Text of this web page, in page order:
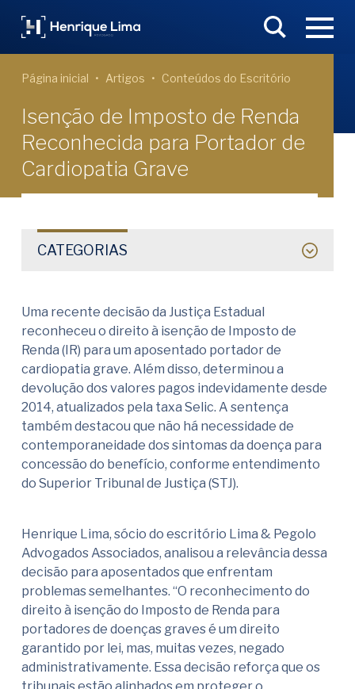
Página inicial Artigos Conteúdos do Escritório
Isenção de Imposto de Renda
Reconhecida para Portador de
Cardiopatia Grave
CATEGORIAS
Uma recente decisão da Justiça Estadual
reconheceu o direito à isenção de Imposto de
Renda (IR) para um aposentado portador de
cardiopatia grave. Além disso, determinou a
devolução dos valores pagos indevidamente desde
2014, atualizados pela taxa Selic. A sentença
também destacou que não há necessidade de
contemporaneidade dos sintomas da doença para
concessão do benefício, conforme entendimento
do Superior Tribunal de Justiça (STJ).
Henrique Lima, sócio do escritório Lima & Pegolo
Advogados Associados, analisou a relevância dessa
decisão para aposentados que enfrentam
problemas semelhantes. “O reconhecimento do
direito à isenção do Imposto de Renda para
portadores de doenças graves é um direito
garantido por lei, mas, muitas vezes, negado
administrativamente. Essa decisão reforça que os